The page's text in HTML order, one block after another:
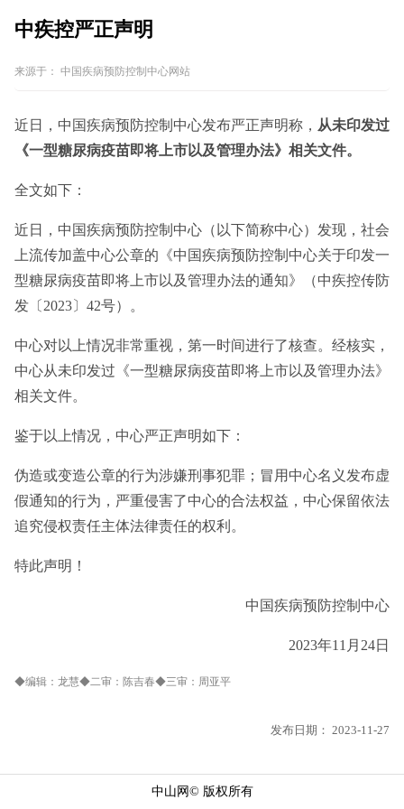
中疾控严正声明
来源于： 中国疾病预防控制中心网站
近日，中国疾病预防控制中心发布严正声明称， 从未印发过
《一型糖尿病疫苗即将上市以及管理办法》相关文件。
全文如下：
近日，中国疾病预防控制中心（以下简称中心）发现，社会
上流传加盖中心公章的《中国疾病预防控制中心关于印发一
型糖尿病疫苗即将上市以及管理办法的通知》（中疾控传防
发〔2023〕42号）。
中心对以上情况非常重视，第一时间进行了核查。经核实，
中心从未印发过《一型糖尿病疫苗即将上市以及管理办法》
相关文件。
鉴于以上情况，中心严正声明如下：
伪造或变造公章的行为涉嫌刑事犯罪；冒用中心名义发布虚
假通知的行为，严重侵害了中心的合法权益，中心保留依法
追究侵权责任主体法律责任的权利。
特此声明！
中国疾病预防控制中心
2023年11月24日
◆编辑：龙慧◆二审：陈吉春◆三审：周亚平
发布日期： 2023-11-27
中山网© 版权所有